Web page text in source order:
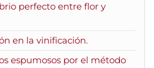
perfecto entre flor y
en la vinificación.
espumosos por el método